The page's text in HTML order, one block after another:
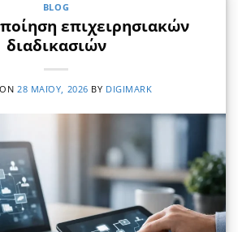
BLOG
επιχειρησιακών
διαδικασιών
28 ΜΑΪ́ΟΥ, 2026 BY DIGIMARK